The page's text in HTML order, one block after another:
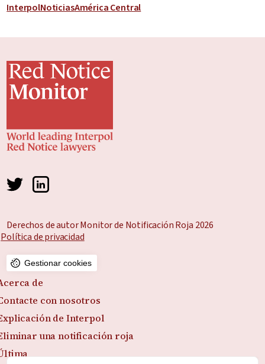
InterpolNoticiasAmérica Central
Derechos de autor Monitor de Notificación Roja 2026
Política de privacidad
Gestionar cookies
de
con nosotros
de Interpol
una notificación roja